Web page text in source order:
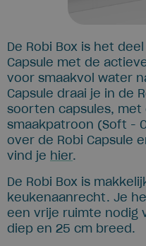
De Robi Box is het
Capsule met de
voor smaakvol water
Capsule draai je in de
soorten capsules,
smaakpatroon (Soft -
over de Robi Capsule
vind je hier.
De Robi Box is
keukenaanrecht. Je
een vrije ruimte nodig
diep en 25 cm breed.